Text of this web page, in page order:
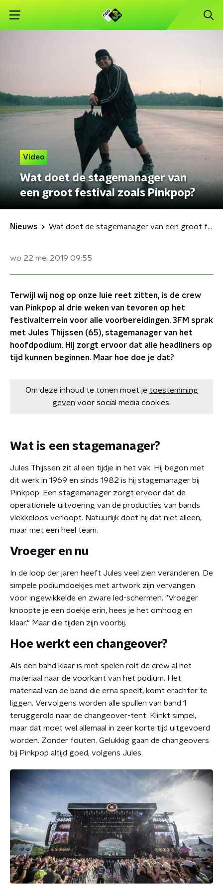
Video
Wat doet de stagemanager van
een groot festival zoals Pinkpop?
Nieuws Wat doet de stagemanager van een groot festival zoals Pinkpop?
wo 22 mei 2019 09:55
Terwijl wij nog op onze luie reet zitten, is de crew
van Pinkpop al drie weken van tevoren op het
festivalterrein voor alle voorbereidingen. 3FM sprak
met Jules Thijssen (65), stagemanager van het
hoofdpodium. Hij zorgt ervoor dat alle headliners op
tijd kunnen beginnen. Maar hoe doe je dat?
Om deze inhoud te tonen moet je toestemming
geven voor social media cookies.
Wat is een stagemanager?
Jules Thijssen zit al een tijdje in het vak. Hij begon met
dit werk in 1969 en sinds 1982 is hij stagemanager bij
Pinkpop. Een stagemanager zorgt ervoor dat de
operationele uitvoering van de producties van bands
vlekkeloos verloopt. Natuurlijk doet hij dat niet alleen,
maar met een heel team.
Vroeger en nu
In de loop der jaren heeft Jules veel zien veranderen. De
simpele podiumdoekjes met artwork zijn vervangen
voor ingewikkelde en zware led-schermen. "Vroeger
knoopte je een doekje erin, hees je het omhoog en
klaar." Maar die tijden zijn voorbij.
Hoe werkt een changeover?
Als een band klaar is met spelen rolt de crew al het
materiaal naar de voorkant van het podium. Het
materiaal van de band die erna speelt, komt erachter te
liggen. Vervolgens worden alle spullen van band 1
teruggerold naar de changeover-tent. Klinkt simpel,
maar dat moet wel allemaal in zeer korte tijd uitgevoerd
worden. Zonder fouten. Gelukkig gaan de changeovers
bij Pinkpop altijd goed, volgens Jules.